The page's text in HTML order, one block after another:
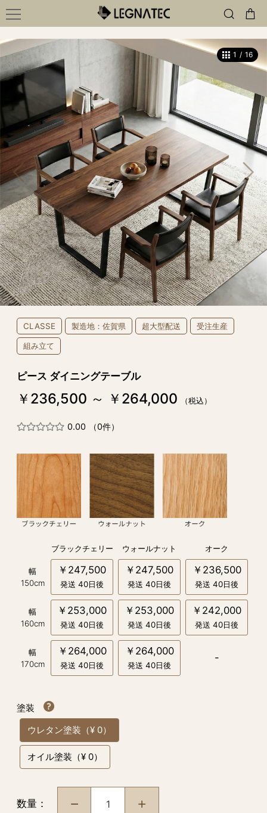
1 / 16
CLASSE 製造地：佐賀県 超大型配送 受注生産
組み立て
ピース ダイニングテーブル
￥236,500 ～ ￥264,000 （税込）
0.00 （0件）
ブラックチェリー ウォールナット オーク
幅
150cm
￥247,500
発送 40日後
￥247,500
発送 40日後
￥236,500
発送 40日後
幅
160cm
￥253,000
発送 40日後
￥253,000
発送 40日後
￥242,000
発送 40日後
幅
170cm
￥264,000
発送 40日後
￥264,000
発送 40日後
-
塗装
ウレタン塗装（¥ 0）
オイル塗装（¥ 0）
数量：